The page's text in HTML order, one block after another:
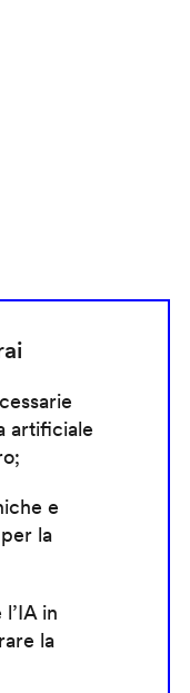
artificiale
e
la
in
la